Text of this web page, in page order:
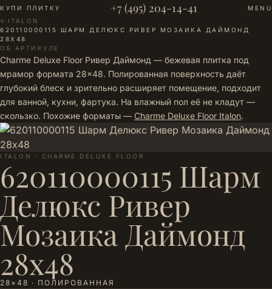
КУПИ ПЛИТКУ +7 (495) 204-14-41
MENU
← ITALON ·
620110000115 ШАРМ ДЕЛЮКС РИВЕР МОЗАИКА ДАЙМОНД
28Х48
ОБ АРТИКУЛЕ
Charme Deluxe Floor Ривер Даймонд — бежевая плитка под
мрамор формата 28×48. Полированная поверхность даёт
глубокий блеск и зрительно расширяет помещение, подходит
для ванной, кухни, фартука. На влажный пол её не кладут —
скользко. Похожие форматы — Charme Deluxe Floor Italon.
ITALON · CHARME DELUXE FLOOR
620110000115 Шарм
Делюкс Ривер
Мозаика Даймонд
28х48
28×48 · ПОЛИРОВАННАЯ